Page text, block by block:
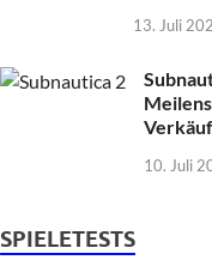
13. Juli
10. Juli
SPIELETESTS